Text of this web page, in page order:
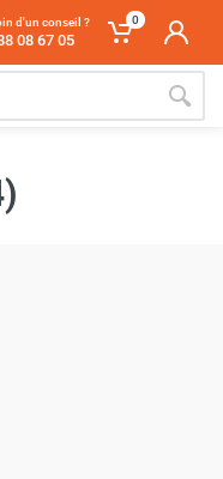
d'un conseil ?
08 67 05
0